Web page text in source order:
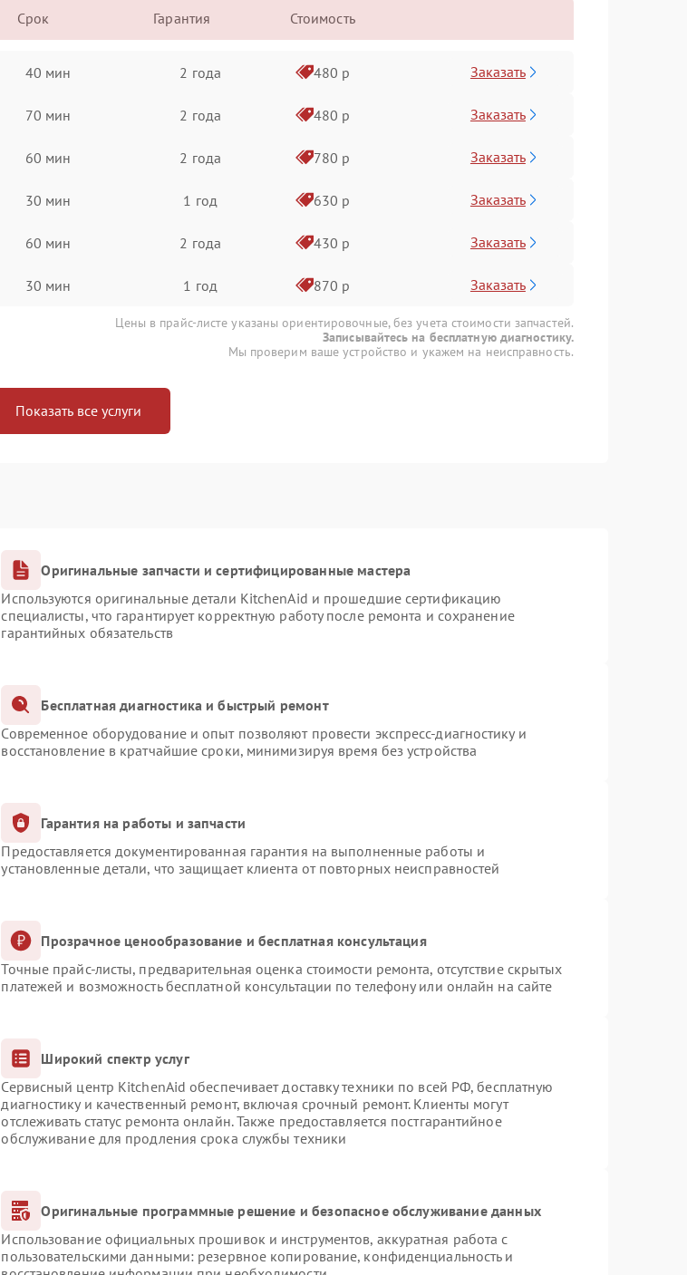
Срок Гарантия Стоимость
40 мин 2 года 480 р Заказать
70 мин 2 года 480 р Заказать
60 мин 2 года 780 р Заказать
30 мин 1 год 630 р Заказать
60 мин 2 года 430 р Заказать
30 мин 1 год 870 р Заказать
Цены в прайс-листе указаны ориентировочные, без учета стоимости запчастей.
Записывайтесь на бесплатную диагностику.
Мы проверим ваше устройство и укажем на неисправность.
Показать все услуги
Оригинальные запчасти и сертифицированные мастера
Используются оригинальные детали KitchenAid и прошедшие сертификацию
специалисты, что гарантирует корректную работу после ремонта и сохранение
гарантийных обязательств
Бесплатная диагностика и быстрый ремонт
Современное оборудование и опыт позволяют провести экспресс-диагностику и
восстановление в кратчайшие сроки, минимизируя время без устройства
Гарантия на работы и запчасти
Предоставляется документированная гарантия на выполненные работы и
установленные детали, что защищает клиента от повторных неисправностей
Прозрачное ценообразование и бесплатная консультация
Точные прайс-листы, предварительная оценка стоимости ремонта, отсутствие скрытых
платежей и возможность бесплатной консультации по телефону или онлайн на сайте
Широкий спектр услуг
Сервисный центр KitchenAid обеспечивает доставку техники по всей РФ, бесплатную
диагностику и качественный ремонт, включая срочный ремонт. Клиенты могут
отслеживать статус ремонта онлайн. Также предоставляется постгарантийное
обслуживание для продления срока службы техники
Оригинальные программные решение и безопасное обслуживание данных
Использование официальных прошивок и инструментов, аккуратная работа с
пользовательскими данными: резервное копирование, конфиденциальность и